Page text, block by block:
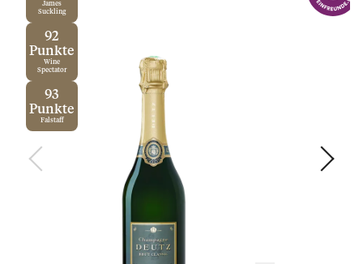
James
Suckling
92
Punkte
Wine
Spectator
93
Punkte
Falstaff